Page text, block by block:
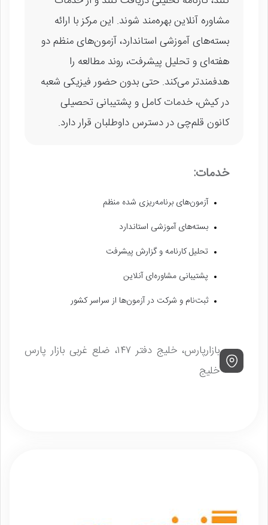
مشاوره آنلاین بهره‌مند شوند. این مرکز با ارائه
بسته‌های آموزشی استاندارد، آزمون‌های منظم دو
هفته‌ای و تحلیل پیشرفت، روند مطالعه را
هدفمندتر می‌کند. حتی بدون حضور فیزیکی شعبه
در کیش، خدمات کامل و پشتیبانی تحصیلی
کانون قلم‌چی در دسترس داوطلبان قرار دارد.
خدمات:
آزمون‌های برنامه‌ریزی شده منظم
بسته‌های آموزشی استاندارد
تحلیل کارنامه و گزارش پیشرفت
پشتیبانی مشاوره‌ای آنلاین
ثبت‌نام و شرکت در آزمون‌ها از سراسر کشور
بازارپارس، خلیج دفتر ۱۴۷، ضلع غربی بازار پارس
خلیج